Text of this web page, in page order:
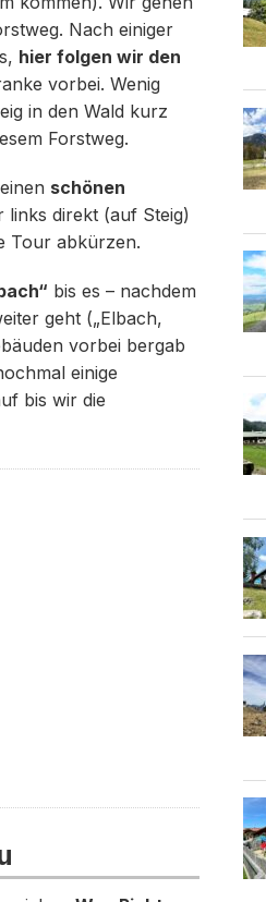
Nach einiger
hier folgen wir den
vorbei. Wenig
in den Wald kurz
Forstweg.
schönen
links direkt (auf Steig)
Tour abkürzen.
bis es – nachdem
geht („Elbach,
vorbei bergab
einige
bis wir die